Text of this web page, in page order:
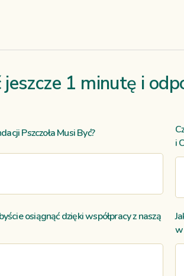
jeszcze 1 minutę i
Pszczoła Musi Być?
i
osiągnąć dzięki współpracy z naszą
w